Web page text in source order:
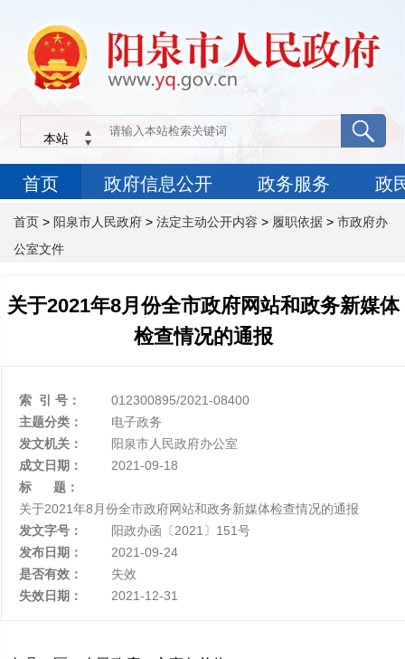
首页 > 阳泉市人民政府 > 法定主动公开内容 > 履职依据 > 市政府办
公室文件
关于2021年8月份全市政府网站和政务新媒体
检查情况的通报
索 引 号：
012300895/2021-08400
主题分类：
电子政务
发文机关：
阳泉市人民政府办公室
成文日期：
2021-09-18
标 题：
关于2021年8月份全市政府网站和政务新媒体检查情况的通报
发文字号：
阳政办函〔2021〕151号
发布日期：
2021-09-24
是否有效：
失效
失效日期：
2021-12-31